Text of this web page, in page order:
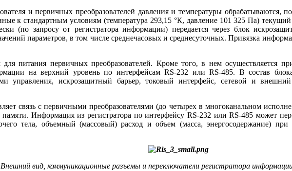
и первичных преобразователей давления и температуры обрабатываются,
к стандартным условиям (температура 293,15 °К, давление 101 325 Па)
(по запросу от регистратора информации) передается через блок
параметров, в том числе среднечасовых и среднесуточных. Привязка
для питания первичных преобразователей. Кроме то­го, в нем осуществляется
на верхний уровень по интерфейсам RS-232 или RS-485. В состав
управления, искрозащитный барьер, токовый интерфейс, сетевой и
связь с первичными преобразователями (до четырех в многоканальном
Информация из регистратора по интерфейсу RS-232 или RS-485 может
те­ла, объемный (массовый) расход и объем (масса, энергосодержание)
Внешний вид, коммуникационные разъемы и переключатели регистратора